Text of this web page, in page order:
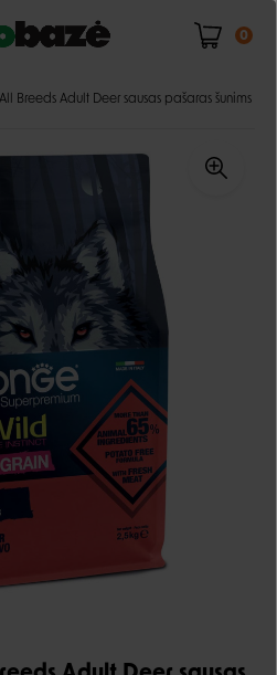
0
Breeds Adult Deer sausas pašaras šunims